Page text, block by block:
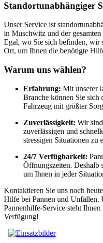
Standortunabhängiger
Unser Service ist
in Muschwitz und der
Egal, wo Sie sich befinden, wir
Ort, um Ihnen die benötigte
Warum uns wählen?
Erfahrung: Mit unserer
Branche können Sie sich
Fahrzeug mit größter
Zuverlässigkeit: Wir
zuverlässigen und
stressigen Situationen zu
24/7 Verfügbarkeit:
Öffnungszeiten. Deshalb
um Ihnen in jeder
Kontaktieren Sie uns noch
Hilfe bei Pannen und Unfällen.
Pannenhilfe-Service steht
Verfügung!